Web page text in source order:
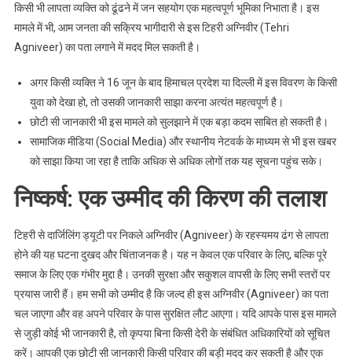
किसी भी लापता व्यक्ति को ढूंढने में जन सहयोग एक महत्वपूर्ण भूमिका निभाता है। इस
मामले में भी, आम जनता की सक्रिय भागीदारी से इस टिहरी अग्निवीर (Tehri
Agniveer) का पता लगाने में मदद मिल सकती है।
अगर किसी व्यक्ति ने 16 जून के बाद हिमाचल प्रदेश या दिल्ली में इस विवरण के किसी
युवा को देखा हो, तो उसकी जानकारी साझा करना अत्यंत महत्वपूर्ण है।
छोटी सी जानकारी भी इस मामले को सुलझाने में एक बड़ा कदम साबित हो सकती है।
सामाजिक मीडिया (Social Media) और स्थानीय नेटवर्क के माध्यम से भी इस खबर
को साझा किया जा रहा है ताकि अधिक से अधिक लोगों तक यह सूचना पहुंच सके।
निष्कर्ष: एक उम्मीद की किरण की तलाश
टिहरी से दार्जिलिंग ड्यूटी पर निकले अग्निवीर (Agniveer) के रहस्यमय ढंग से लापता
होने की यह घटना दुखद और चिंताजनक है। यह न केवल एक परिवार के लिए, बल्कि पूरे
समाज के लिए एक गंभीर मुद्दा है। उनकी सुरक्षा और सकुशल वापसी के लिए सभी स्तरों पर
प्रयास जारी हैं। हम सभी को उम्मीद है कि जल्द ही इस अग्निवीर (Agniveer) का पता
चल जाएगा और वह अपने परिवार के पास सुरक्षित लौट आएगा। यदि आपके पास इस मामले
से जुड़ी कोई भी जानकारी है, तो कृपया बिना किसी देरी के संबंधित अधिकारियों को सूचित
करें। आपकी एक छोटी सी जानकारी किसी परिवार की बड़ी मदद कर सकती है और एक